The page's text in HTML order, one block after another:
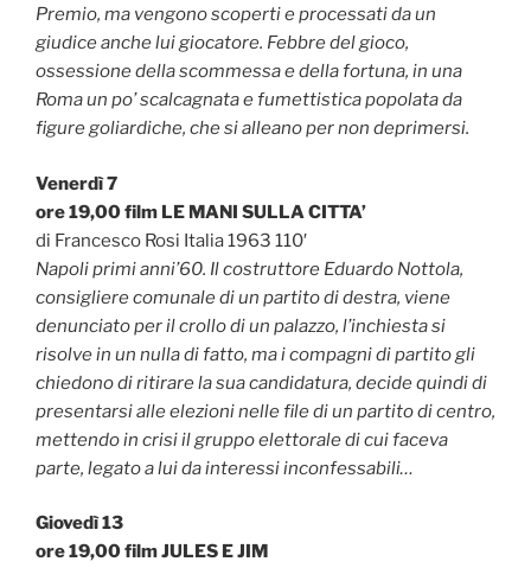
Premio, ma vengono scoperti e processati da un
giudice anche lui giocatore. Febbre del gioco,
ossessione della scommessa e della fortuna, in una
Roma un po’ scalcagnata e fumettistica popolata da
figure goliardiche, che si alleano per non deprimersi.
Venerdì 7
ore 19,00 film LE MANI SULLA CITTA’
di Francesco Rosi Italia 1963 110′
Napoli primi anni’60. Il costruttore Eduardo Nottola,
consigliere comunale di un partito di destra, viene
denunciato per il crollo di un palazzo, l’inchiesta si
risolve in un nulla di fatto, ma i compagni di partito gli
chiedono di ritirare la sua candidatura, decide quindi di
presentarsi alle elezioni nelle file di un partito di centro,
mettendo in crisi il gruppo elettorale di cui faceva
parte, legato a lui da interessi inconfessabili…
Giovedì 13
ore 19,00 film JULES E JIM